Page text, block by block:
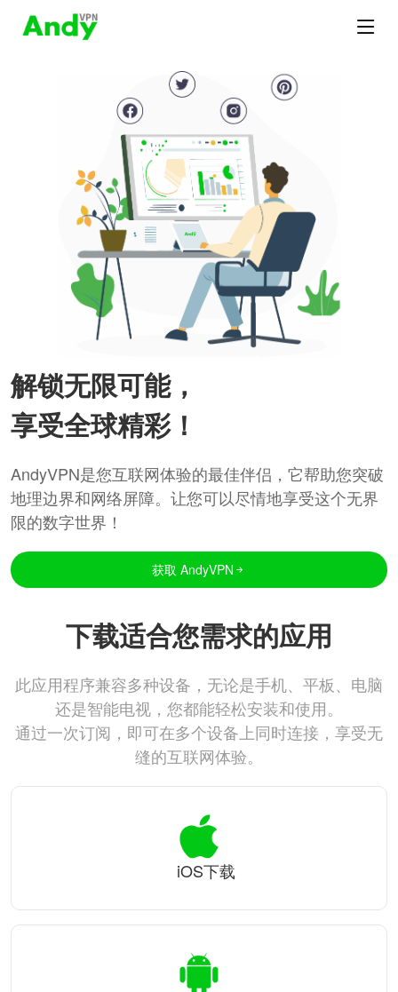
解锁无限可能，
享受全球精彩！
AndyVPN是您互联网体验的最佳伴侣，它帮助您突破
地理边界和网络屏障。让您可以尽情地享受这个无界
限的数字世界！
获取 AndyVPN
下载适合您需求的应用
此应用程序兼容多种设备，无论是手机、平板、电脑
还是智能电视，您都能轻松安装和使用。
通过一次订阅，即可在多个设备上同时连接，享受无
缝的互联网体验。
iOS下载